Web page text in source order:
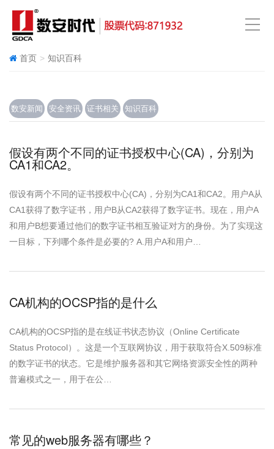
首页 知识百科
数安新闻 安全资讯 证书相关 知识百科
假设有两个不同的证书授权中心(CA)，分别为
CA1和CA2。
假设有两个不同的证书授权中心(CA)，分别为CA1和CA2。用户A从
CA1获得了数字证书，用户B从CA2获得了数字证书。现在，用户A
和用户B想要通过他们的数字证书相互验证对方的身份。为了实现这
一目标，下列哪个条件是必要的? A.用户A和用户…
CA机构的OCSP指的是什么
CA机构的OCSP指的是在线证书状态协议（Online Certificate
Status Protocol）。这是一个互联网协议，用于获取符合X.509标准
的数字证书的状态。它是维护服务器和其它网络资源安全性的两种
普遍模式之一，用于在公…
常见的web服务器有哪些？